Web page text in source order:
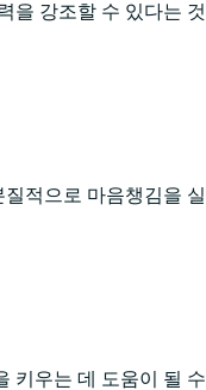
강조할 수 있다는
적으로 마음챙김을
우는 데 도움이 될